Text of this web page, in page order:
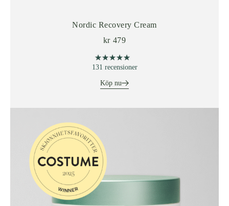
Nordic Recovery Cream
kr 479
★★★★★
★★★★★
131 recensioner
Köp nu